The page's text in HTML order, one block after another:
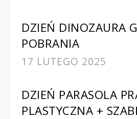
DZIEŃ DINOZAURA
POBRANIA
17 LUTEGO 2025
DZIEŃ PARASOLA
PLASTYCZNA +